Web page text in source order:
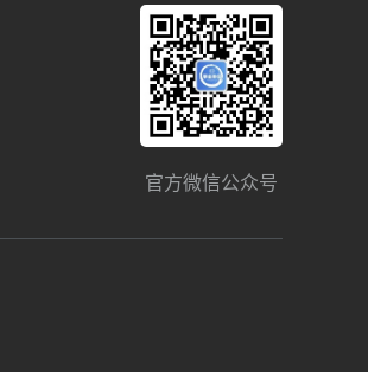
官方微信公众号